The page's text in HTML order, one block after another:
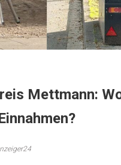
Mettmann: